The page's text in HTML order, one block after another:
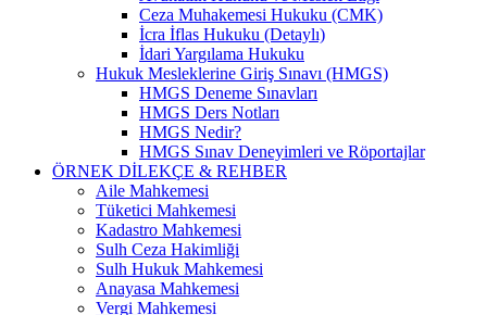
Ceza Muhakemesi Hukuku (CMK)
İcra İflas Hukuku (Detaylı)
İdari Yargılama Hukuku
Hukuk Mesleklerine Giriş Sınavı (HMGS)
HMGS Deneme Sınavları
HMGS Ders Notları
HMGS Nedir?
HMGS Sınav Deneyimleri ve Röportajlar
ÖRNEK DILEKÇE & REHBER
Aile Mahkemesi
Tüketici Mahkemesi
Kadastro Mahkemesi
Sulh Ceza Hakimliği
Sulh Hukuk Mahkemesi
Anayasa Mahkemesi
Vergi Mahkemesi